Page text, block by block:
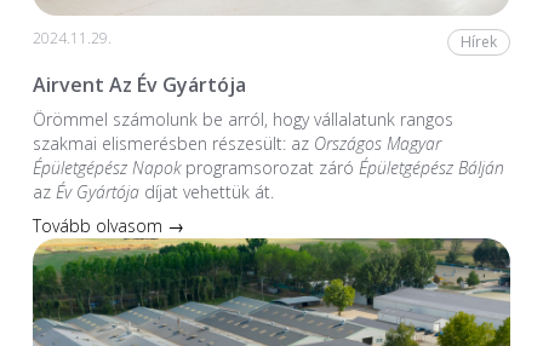
2024.11.29. Hírek
Airvent Az Év Gyártója
Örömmel számolunk be arról, hogy vállalatunk rangos
szakmai elismerésben részesült: az Országos Magyar
Épületgépész Napokprogramsorozat záró Épületgépész Bálján
az Év Gyártójadíjat vehettük át.
Tovább olvasom →